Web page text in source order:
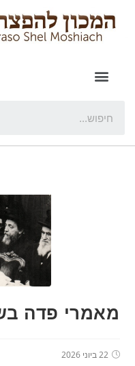
מאמרי פדה
22 ביוני 2026